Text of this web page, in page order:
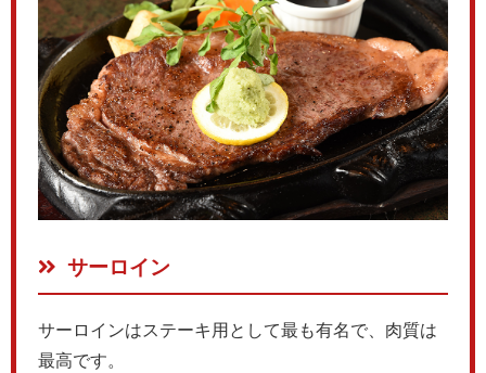
サーロイン
サーロインはステーキ用として最も有名で、肉質は
最高です。